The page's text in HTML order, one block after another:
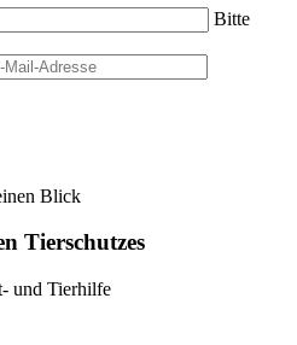
Bitte
Blick
Tierschutzes
und Tierhilfe